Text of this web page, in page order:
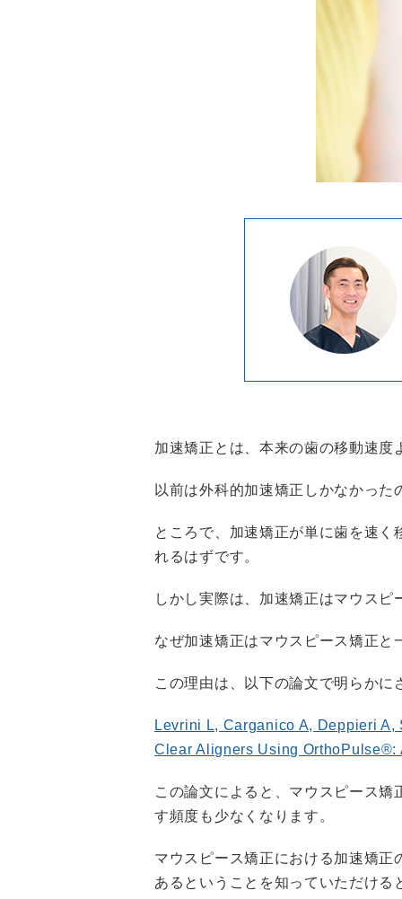
加速矯正とは、本来の歯の移動速
以前は外科的加速矯正しかなかっ
ところで、加速矯正が単に歯を速
れるはずです。
しかし実際は、加速矯正はマウス
なぜ加速矯正はマウスピース矯正と
この理由は、以下の論文で明らかに
Levrini L, Carganico A, Deppieri
Clear Aligners Using OrthoPulse®:
この論文によると、マウスピース
す頻度も少なくなります。
マウスピース矯正における加速矯
あるということを知っていただける